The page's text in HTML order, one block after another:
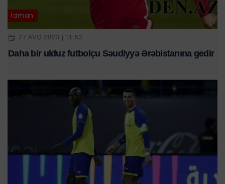
İdman
27 AVQ 2023 | 11:52
Daha bir ulduz futbolçu Səudiyyə Ərəbistanına gedir